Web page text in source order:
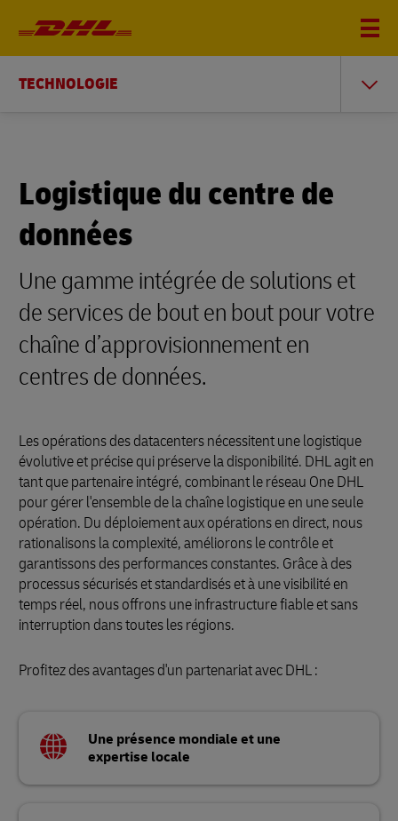
TECHNOLOGIE
Logistique du centre de
données
Une gamme intégrée de solutions et
de services de bout en bout pour votre
chaîne d’approvisionnement en
centres de données.
Les opérations des datacenters nécessitent une logistique
évolutive et précise qui préserve la disponibilité. DHL agit en
tant que partenaire intégré, combinant le réseau One DHL
pour gérer l'ensemble de la chaîne logistique en une seule
opération. Du déploiement aux opérations en direct, nous
rationalisons la complexité, améliorons le contrôle et
garantissons des performances constantes. Grâce à des
processus sécurisés et standardisés et à une visibilité en
temps réel, nous offrons une infrastructure fiable et sans
interruption dans toutes les régions.
Profitez des avantages d'un partenariat avec DHL :
Une présence mondiale et une
expertise locale